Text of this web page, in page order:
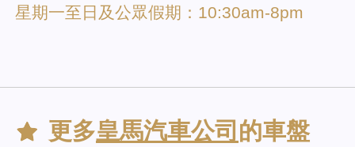
星期一至日及公眾假期：10:30am-8pm
更多皇馬汽車公司 的車盤